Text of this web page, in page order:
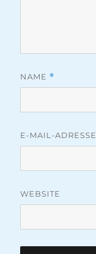
NAME *
E-MAIL-ADRESSE
WEBSITE